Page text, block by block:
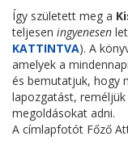
Így született meg a
teljesen ingyenesen
KATTINTVA). A
amelyek a
és bemutatjuk, hogy
lapozgatást,
megoldásokat adni.
A címlapfotót Főző